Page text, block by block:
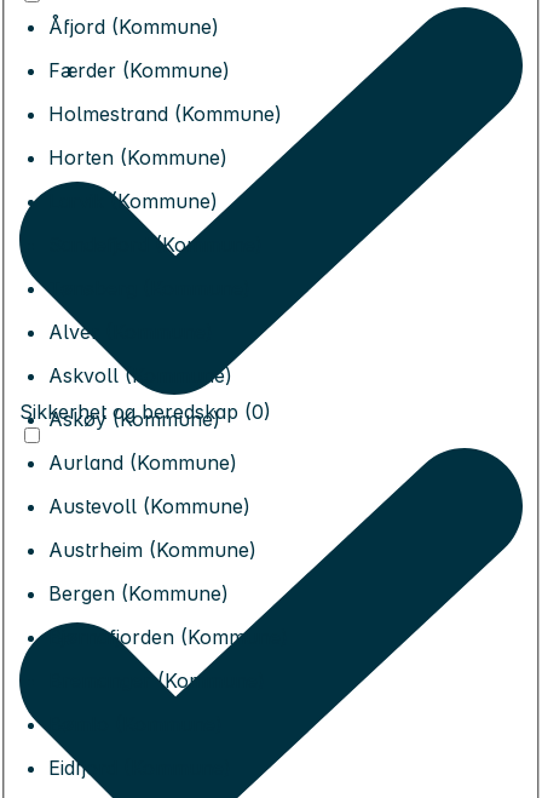
Åfjord (Kommune)
Færder (Kommune)
Holmestrand (Kommune)
Horten (Kommune)
Larvik (Kommune)
Sandefjord (Kommune)
Tønsberg (Kommune)
Alver (Kommune)
Askvoll (Kommune)
Askøy (Kommune)
Aurland (Kommune)
Austevoll (Kommune)
Austrheim (Kommune)
Bergen (Kommune)
Bjørnafjorden (Kommune)
Bremanger (Kommune)
Eidfjord (Kommune)
Sikkerhet og beredskap (0)